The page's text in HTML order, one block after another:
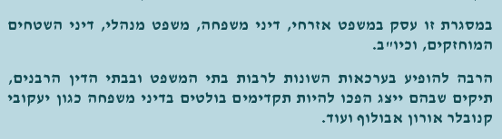
במסגרת זו עסק במשפט אזרחי, דיני משפחה, משפט מנהלי, דיני השטחים
המוחזקים, וכיו"ב.
הרבה להופיע בערכאות השונות לרבות בתי המשפט ובבתי הדין הרבנים,
תיקים שבהם ייצג הפכו להיות תקדימים בולטים בדיני משפחה כגון יעקובי
קנובלר אורון אבולוף ועוד.